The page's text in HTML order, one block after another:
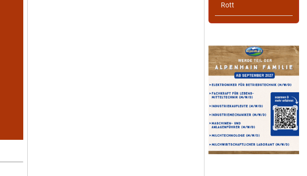
Rott